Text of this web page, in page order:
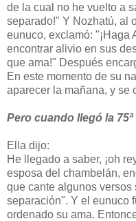
de la cual no he vuelto a
separado!" Y Nozhatú, al
eunuco, exclamó: "¡Haga
encontrar alivio en sus
que ama!" Después
En este momento de su
aparecer la mañana, y se
Pero cuando llegó la
Ella dijo:
He llegado a saber, ¡oh
esposa del chambelán,
que cante algunos versos
separación". Y el eunuco
ordenado su ama.